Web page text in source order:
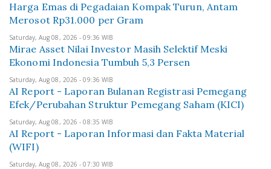
Harga Emas di Pegadaian Kompak Turun, Antam
Merosot Rp31.000 per Gram
Saturday, Aug 08, 2026 - 09:36 WIB
Mirae Asset Nilai Investor Masih Selektif Meski
Ekonomi Indonesia Tumbuh 5,3 Persen
Saturday, Aug 08, 2026 - 09:36 WIB
AI Report - Laporan Bulanan Registrasi Pemegang
Efek/Perubahan Struktur Pemegang Saham (KICI)
Saturday, Aug 08, 2026 - 08:35 WIB
AI Report - Laporan Informasi dan Fakta Material
(WIFI)
Saturday, Aug 08, 2026 - 07:30 WIB